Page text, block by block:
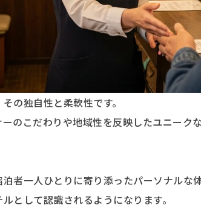
の独自性と柔軟性です。
のこだわりや地域性を反映したユニーク
者一人ひとりに寄り添ったパーソナルな
として認識されるようになります。